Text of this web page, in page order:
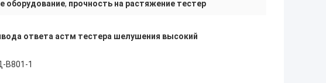
оборудование, прочность на растяжение тестер
ответа астм тестера шелушения высокий
В801-1